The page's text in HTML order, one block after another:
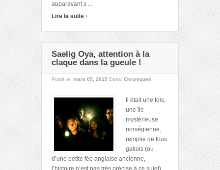
auparavant s ...
Lire la suite ›
Saelig Oya, attention à la
claque dans la gueule !
Posté le: mars 05, 2015 Dans: Chroniques
Il était une fois,
une île
mystérieuse
norvégienne,
remplie de fous
gallois (ou
d’une petite fée anglaise ancienne,
l’histoire n’est pas très précise à ce sujet)